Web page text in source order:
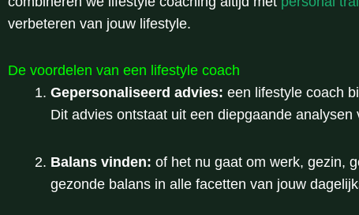
verbeteren van jouw lifestyle.
De voordelen van een lifestyle coach
Gepersonaliseerd advies: een lifestyle coach
Dit advies ontstaat uit een diepgaande
Balans vinden: of het nu gaat om werk, gezin,
gezonde balans in alle facetten van jouw